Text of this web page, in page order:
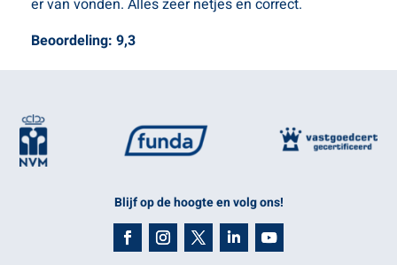
er van vonden. Alles zeer netjes en correct.
Beoordeling: 9,3
Blijf op de hoogte en volg ons!